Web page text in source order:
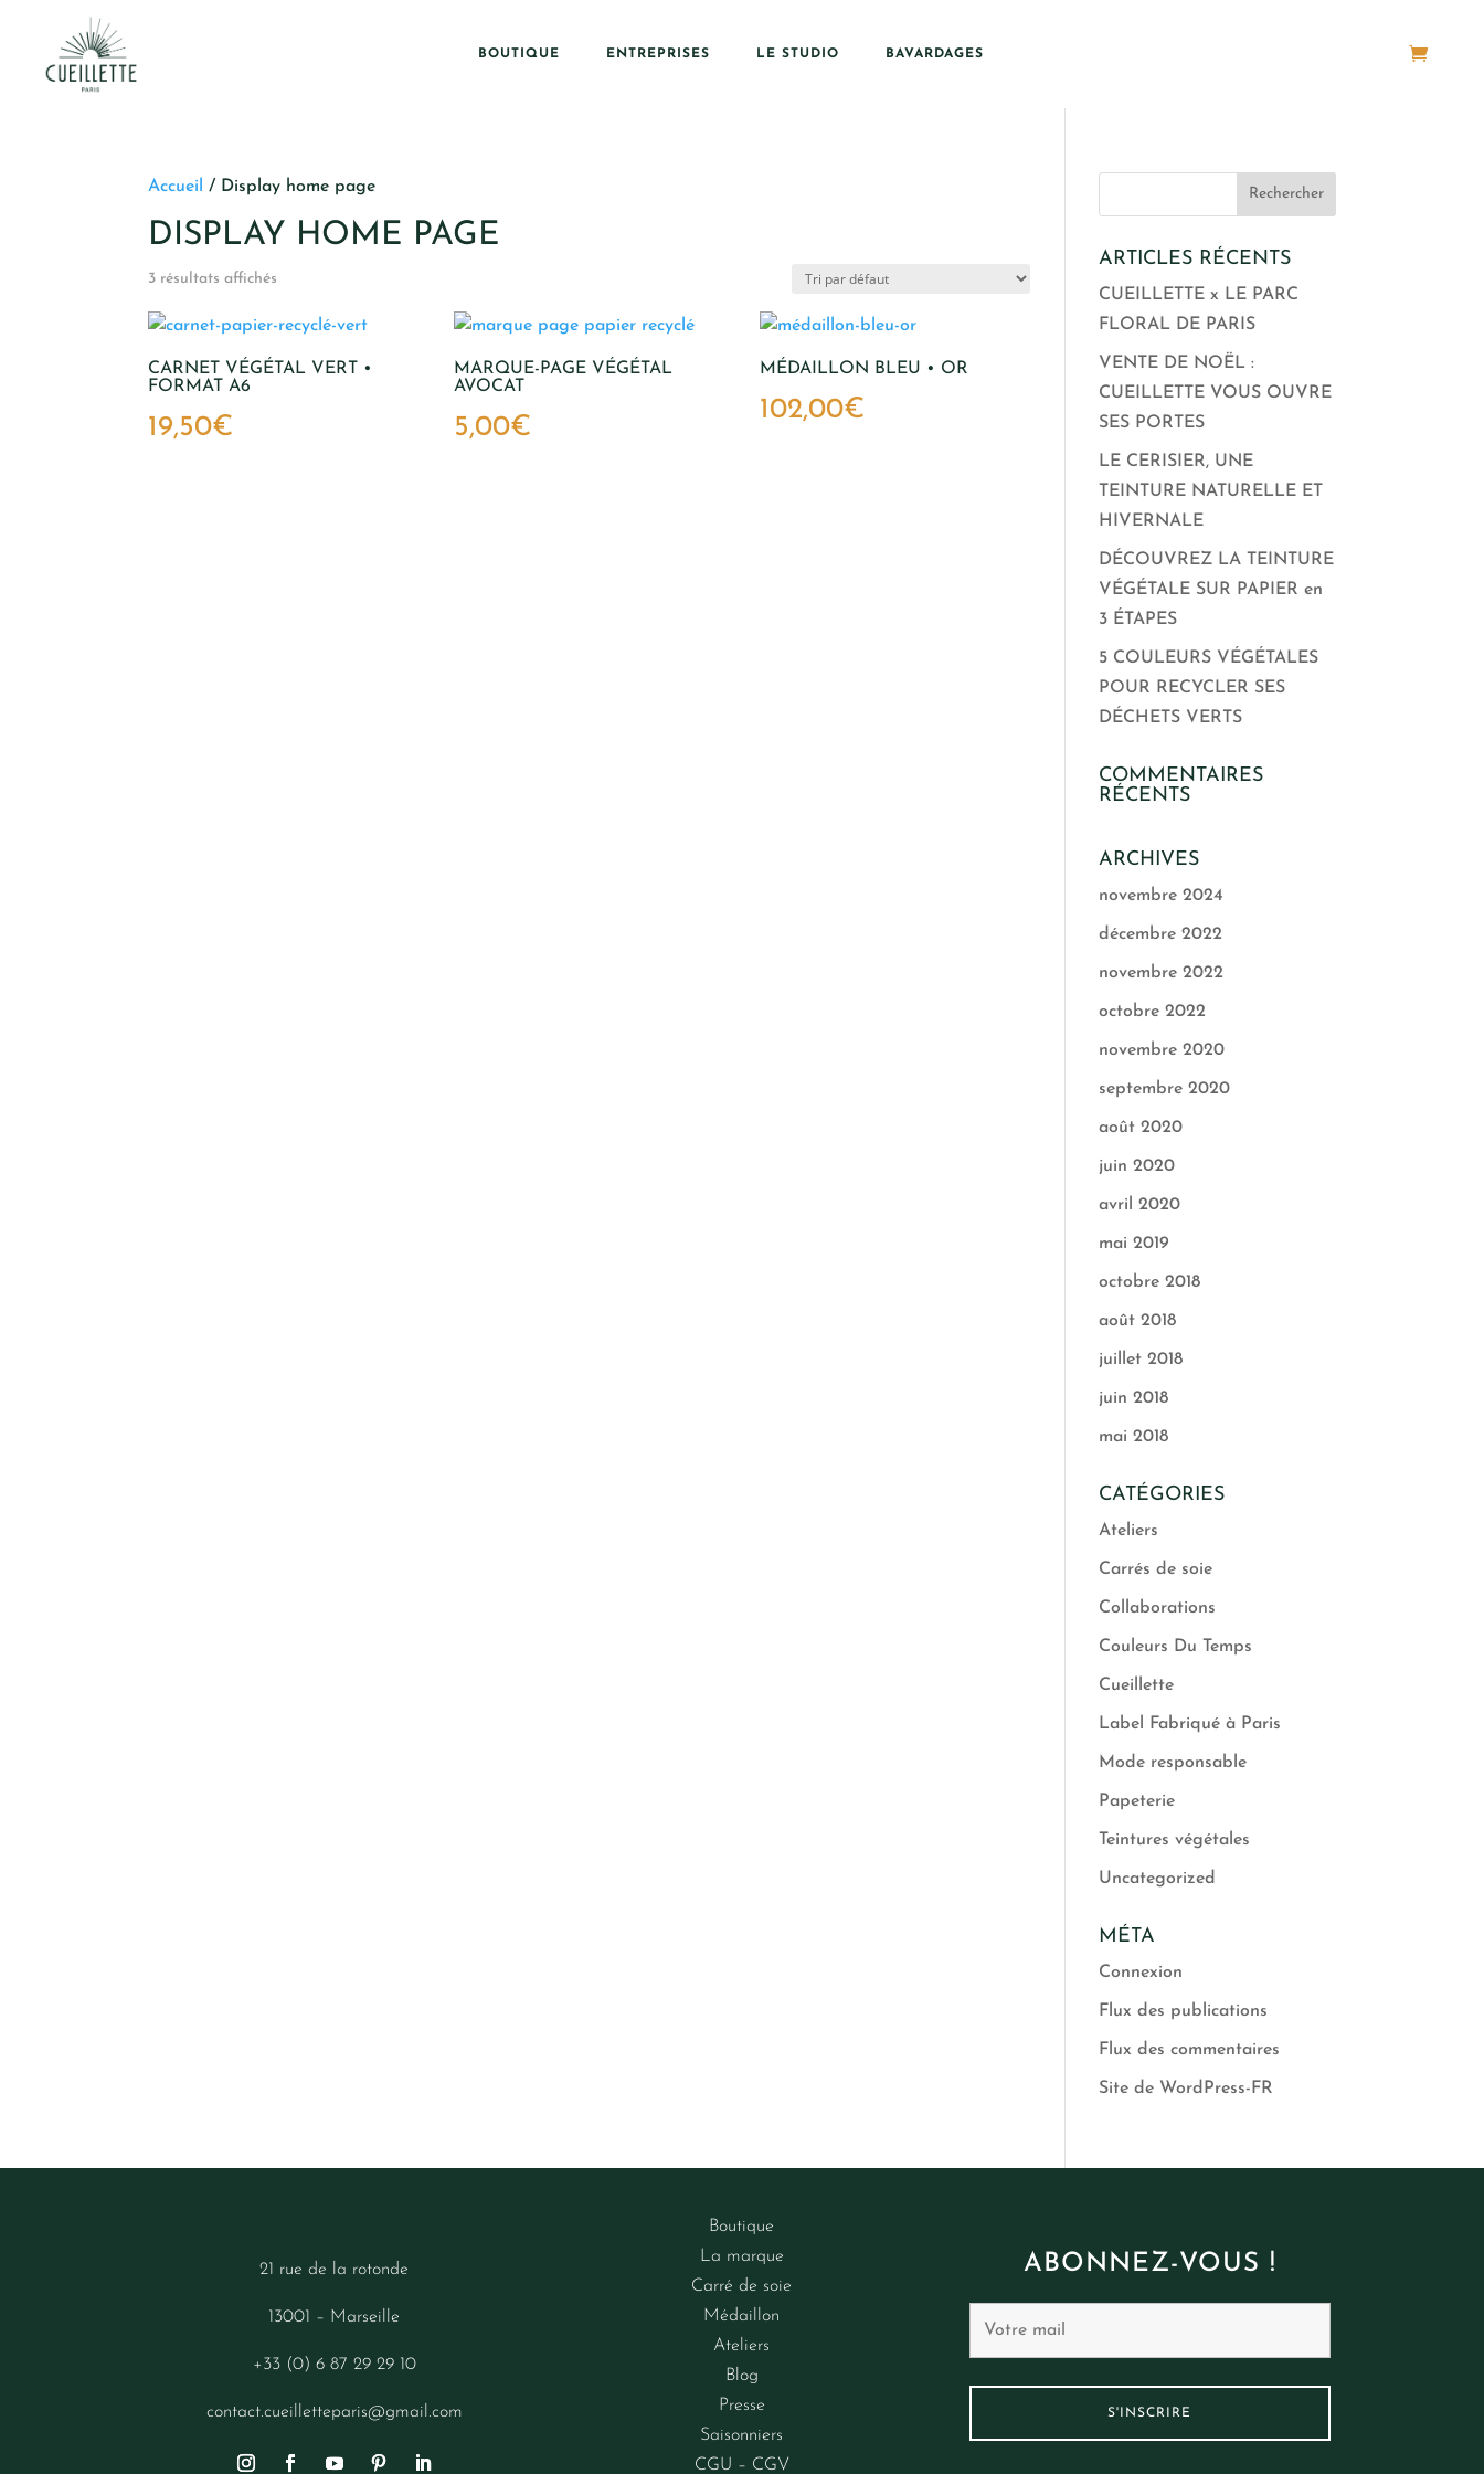
BOUTIQUE ENTREPRISES LE STUDIO BAVARDAGES
Accueil / Display home page
DISPLAY HOME PAGE
3 résultats affichés
CARNET VÉGÉTAL VERT •
FORMAT A6
19,50€
MARQUE-PAGE VÉGÉTAL
AVOCAT
5,00€
MÉDAILLON BLEU • OR
102,00€
ARTICLES RÉCENTS
CUEILLETTE x LE PARC
FLORAL DE PARIS
VENTE DE NOËL :
CUEILLETTE VOUS OUVRE
SES PORTES
LE CERISIER, UNE
TEINTURE NATURELLE ET
HIVERNALE
DÉCOUVREZ LA TEINTURE
VÉGÉTALE SUR PAPIER en
3 ÉTAPES
5 COULEURS VÉGÉTALES
POUR RECYCLER SES
DÉCHETS VERTS
COMMENTAIRES
RÉCENTS
ARCHIVES
novembre 2024
décembre 2022
novembre 2022
octobre 2022
novembre 2020
septembre 2020
août 2020
juin 2020
avril 2020
mai 2019
octobre 2018
août 2018
juillet 2018
juin 2018
mai 2018
CATÉGORIES
Ateliers
Carrés de soie
Collaborations
Couleurs Du Temps
Cueillette
Label Fabriqué à Paris
Mode responsable
Papeterie
Teintures végétales
Uncategorized
MÉTA
Connexion
Flux des publications
Flux des commentaires
Site de WordPress-FR
21 rue de la rotonde
13001 – Marseille
+33 (0) 6 87 29 29 10
contact.cueilletteparis@gmail.com
Boutique
La marque
Carré de soie
Médaillon
Ateliers
Blog
Presse
Saisonniers
CGU – CGV
ABONNEZ-VOUS !